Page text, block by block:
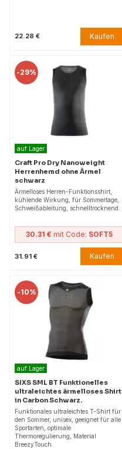
22.28 € Kaufen
-29%
auf Lager
Craft Pro Dry Nanoweight
Herrenhemd ohne Ärmel
schwarz
Ärmelloses Herren-Funktionsshirt,
kühlende Wirkung, für Sommertage,
Schweißableitung, schnelltrocknend.
30.31 € mit Code: SOFT5
31.91 € Kaufen
-10%
auf Lager
SIXS SML BT Funktionelles
ultraleichtes ärmelloses Shirt
in Carbon Schwarz.
Funktionales ultraleichtes T-Shirt für
den Sommer, unisex, geeignet für alle
Sportarten, optimale
Thermoregulierung, Material
BreezyTouch.